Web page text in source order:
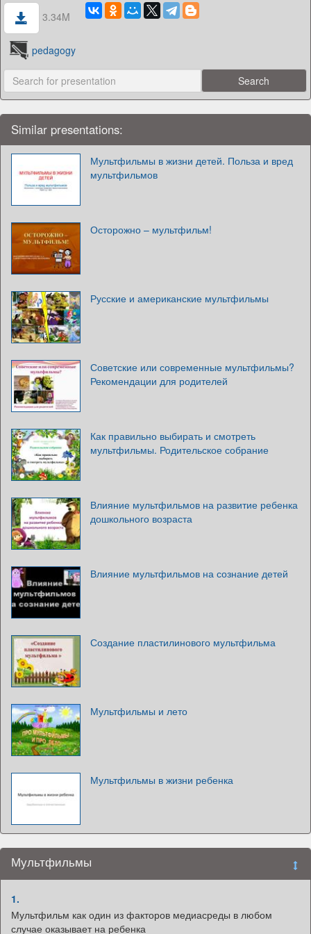
3.34M
pedagogy
Similar presentations:
Мультфильмы в жизни детей. Польза и вред
мультфильмов
Осторожно – мультфильм!
Русские и американские мультфильмы
Советские или современные мультфильмы?
Рекомендации для родителей
Как правильно выбирать и смотреть
мультфильмы. Родительское собрание
Влияние мультфильмов на развитие ребенка
дошкольного возраста
Влияние мультфильмов на сознание детей
Создание пластилинового мультфильма
Мультфильмы и лето
Мультфильмы в жизни ребенка
Мультфильмы
1.
Мультфильм как один из факторов медиасреды в любом
случае оказывает на ребенка